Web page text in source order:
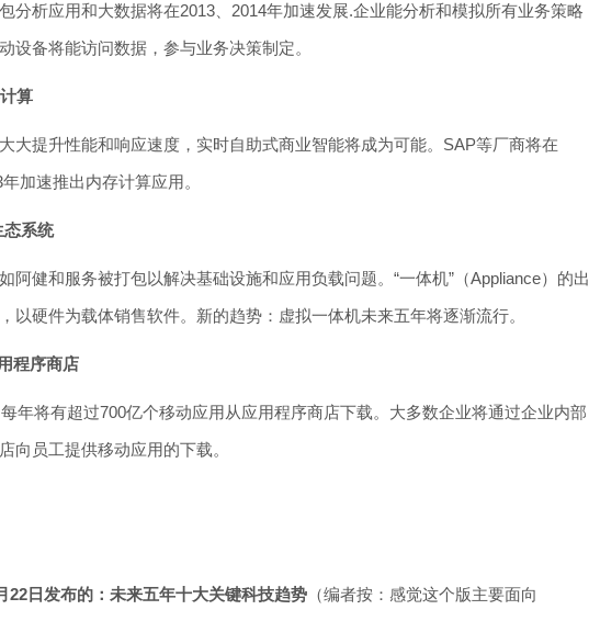
分析应用和大数据将在2013、2014年加速发展.企业能分析和模拟所有业务策略
设备将能访问数据，参与业务决策制定。
算
大提升性能和响应速度，实时自助式商业智能将成为可能。SAP等厂商将在
加速推出内存计算应用。
系统
阿健和服务被打包以解决基础设施和应用负载问题。“一体机”（Appliance）的出
以硬件为载体销售软件。新的趋势：虚拟一体机未来五年将逐渐流行。
程序商店
年将有超过700亿个移动应用从应用程序商店下载。大多数企业将通过企业内部
向员工提供移动应用的下载。
22日发布的：未来五年十大关键科技趋势 （编者按：感觉这个版主要面向